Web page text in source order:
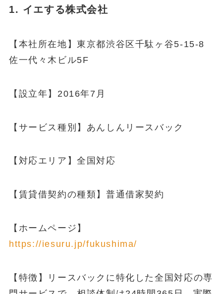
1. イエする株式会社
【本社所在地】東京都渋谷区千駄ヶ谷5-15-8
佐一代々木ビル5F
【設立年】2016年7月
【サービス種別】あんしんリースバック
【対応エリア】全国対応
【賃貸借契約の種類】普通借家契約
【ホームページ】
https://iesuru.jp/fukushima/
【特徴】リースバックに特化した全国対応の専